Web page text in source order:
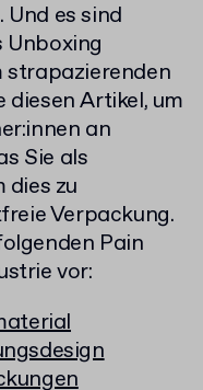
es sind
Unboxing
strapazierenden
Artikel, um
an
Sie als
dies zu
Verpackung.
Pain
vor: